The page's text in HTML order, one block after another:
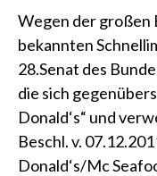
Wegen der großen
bekannten
28.Senat des
die sich
Donald‘s“ und
Beschl. v.
Donald‘s/Mc